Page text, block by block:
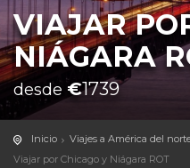
VIAJAR
NIÁGARA
desde €1739
Inicio Viajes a América del
Viajar por Chicago y Niágara ROT